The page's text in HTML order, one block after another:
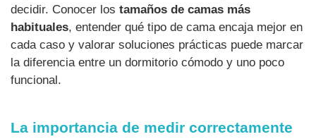
decidir. Conocer los tamaños de camas más
habituales, entender qué tipo de cama encaja mejor en
cada caso y valorar soluciones prácticas puede marcar
la diferencia entre un dormitorio cómodo y uno poco
funcional.
La importancia de medir correctamente